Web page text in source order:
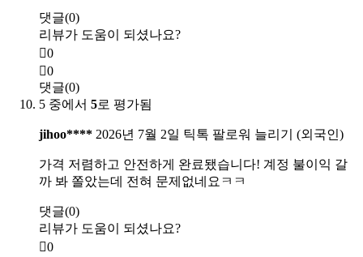
댓글(0)
리뷰가 도움이 되셨나요?
0
0
댓글(0)
5 중에서 5로 평가됨
jihoo**** 2026년 7월 2일 틱톡 팔로워 늘리기 (외국인)
가격 저렴하고 안전하게 완료됐습니다! 계정 불이익 갈
까 봐 쫄았는데 전혀 문제없네요ㅋㅋ
댓글(0)
리뷰가 도움이 되셨나요?
0